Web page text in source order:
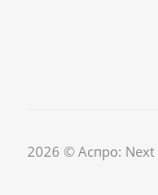
2026 © Аспро: Next